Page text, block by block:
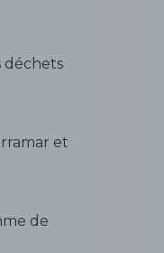
déchets
et
de